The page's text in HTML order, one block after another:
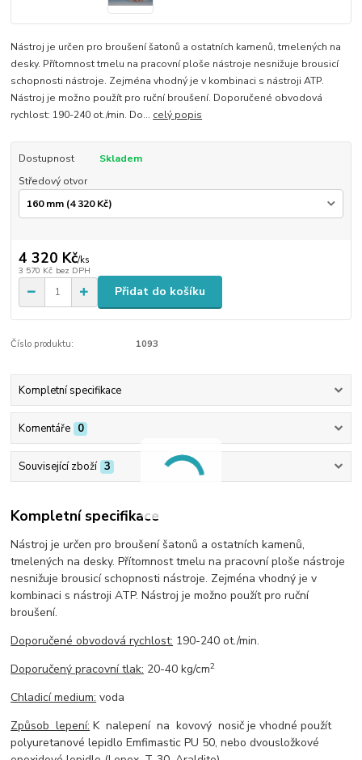
Nástroj je určen pro broušení šatonů a ostatních kamenů, tmelených na
desky. Přítomnost tmelu na pracovní ploše nástroje nesnižuje brousicí
schopnosti nástroje. Zejména vhodný je v kombinaci s nástroji ATP.
Nástroj je možno použít pro ruční broušení. Doporučené obvodová
rychlost: 190-240 ot./min. Do... celý popis
Dostupnost
Skladem
Středový otvor
4 320 Kč/ks
3 570 Kč bez DPH
Přidat do košíku
Číslo produktu: 1093
Kompletní specifikace
Komentáře 0
Související zboží 3
Kompletní specifikace
Nástroj je určen pro broušení šatonů a ostatních kamenů,
tmelených na desky. Přítomnost tmelu na pracovní ploše nástroje
nesnižuje brousicí schopnosti nástroje. Zejména vhodný je v
kombinaci s nástroji ATP. Nástroj je možno použít pro ruční
broušení.
Doporučené obvodová rychlost: 190-240 ot./min.
Doporučený pracovní tlak: 20-40 kg/cm2
Chladicí medium: voda
Způsob lepení: K nalepení na kovový nosič je vhodné použít
polyuretanové lepidlo Emfimastic PU 50, nebo dvousložkové